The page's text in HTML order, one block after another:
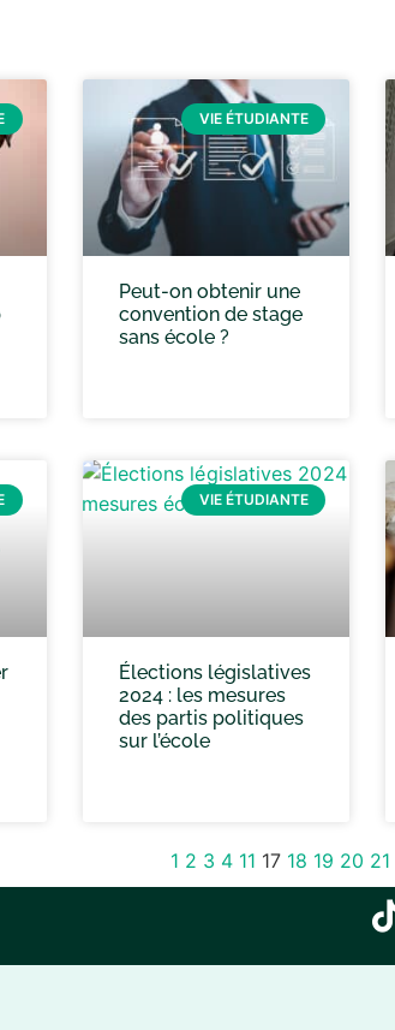
VIE ÉTUDIANTE
Peut-on obtenir une
convention de stage
sans école ?
VIE ÉTUDIANTE
Élections législatives
2024 : les mesures
des partis politiques
sur l’école
1 2 3 4 11 17 18 19 20 21